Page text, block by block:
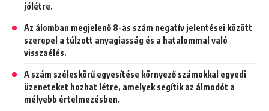
jólétre.
Az álomban megjelenő 8-as szám negatív jelentései között
szerepel a túlzott anyagiasság és a hatalommal való
visszaélés.
A szám széleskörű egyesítése környező számokkal egyedi
üzeneteket hozhat létre, amelyek segítik az álmodót a
mélyebb értelmezésben.